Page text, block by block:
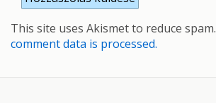
This site uses Akismet to reduce spam.
comment data is processed.